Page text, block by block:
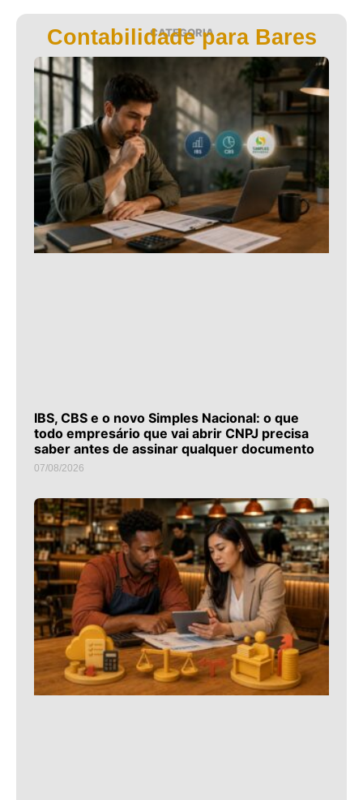
CATEGORIA
Contabilidade para Bares
IBS, CBS e o novo Simples Nacional: o que
todo empresário que vai abrir CNPJ precisa
saber antes de assinar qualquer documento
07/08/2026